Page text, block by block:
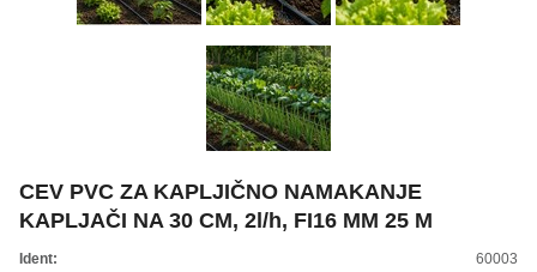
CEV PVC ZA KAPLJIČNO NAMAKANJE
KAPLJAČI NA 30 CM, 2l/h, FI16 MM 25 M
Ident:
60003